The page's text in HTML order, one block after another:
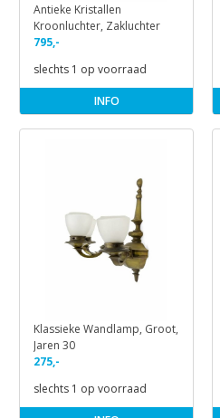
Antieke Kristallen
Kroonluchter, Zakluchter
795,-
slechts 1 op voorraad
INFO
Klassieke Wandlamp, Groot,
Jaren 30
275,-
slechts 1 op voorraad